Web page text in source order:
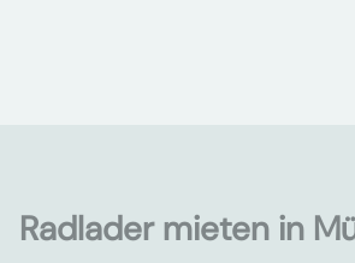
Radlader mieten in